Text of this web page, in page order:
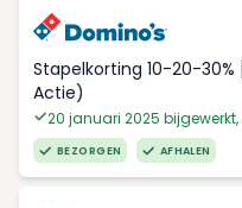
Stapelkorting 10-20-30%
Actie)
20 januari 2025
BEZORGEN AFHALEN